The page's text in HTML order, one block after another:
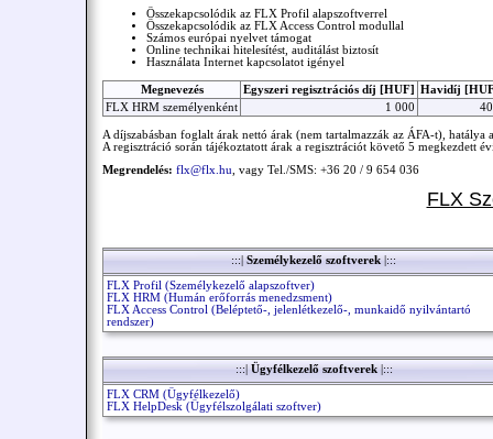
Összekapcsolódik az FLX Profil alapszoftverrel
Összekapcsolódik az FLX Access Control modullal
Számos európai nyelvet támogat
Online technikai hitelesítést, auditálást biztosít
Használata Internet kapcsolatot igényel
Megnevezés Egyszeri regisztrációs díj [HUF]
Havidíj
FLX HRM személyenként
1 000
A díjszabásban foglalt árak nettó árak (nem tartalmazzák az ÁFA-t),
A regisztráció során tájékoztatott árak a regisztrációt követő 5 megkezdett
Megrendelés: flx@flx.hu, vagy Tel./SMS: +36 20 / 9 654 036
FLX
:::| Személykezelő szoftverek |:::
FLX Profil (Személykezelő alapszoftver)
FLX HRM (Humán erőforrás menedzsment)
FLX Access Control (Beléptető-, jelenlétkezelő-, munkaidő nyilvántartó
rendszer)
:::| Ügyfélkezelő szoftverek |:::
FLX CRM (Ügyfélkezelő)
FLX HelpDesk (Ügyfélszolgálati szoftver)